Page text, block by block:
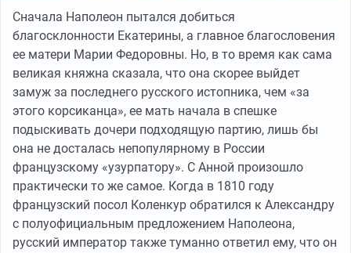
Сначала Наполеон пытался добиться
благосклонности Екатерины, а главное благословения
ее матери Марии Федоровны. Но, в то время как сама
великая княжна сказала, что она скорее выйдет
замуж за последнего русского истопника, чем «за
этого корсиканца», ее мать начала в спешке
подыскивать дочери подходящую партию, лишь бы
она не досталась непопулярному в России
французскому «узурпатору». С Анной произошло
практически то же самое. Когда в 1810 году
французский посол Коленкур обратился к Александру
с полуофициальным предложением Наполеона,
русский император также туманно ответил ему, что он